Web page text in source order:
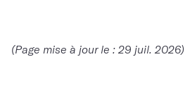
(Page mise à jour le : 29 juil. 2026)